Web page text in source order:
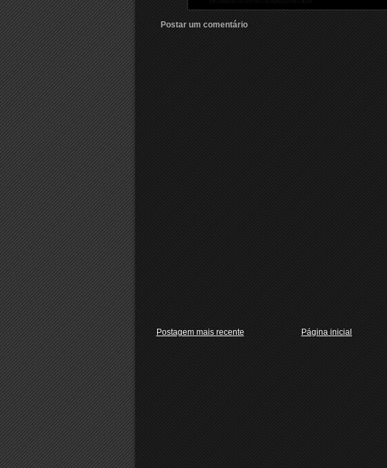
Postar um comentário
Postagem mais recente Página inicial